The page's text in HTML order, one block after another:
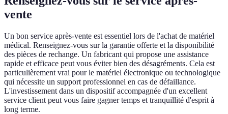
vente
Un bon service après-vente est essentiel lors de l'achat de matériel
médical. Renseignez-vous sur la garantie offerte et la disponibilité
des pièces de rechange. Un fabricant qui propose une assistance
rapide et efficace peut vous éviter bien des désagréments. Cela est
particulièrement vrai pour le matériel électronique ou technologique
qui nécessite un support professionnel en cas de défaillance.
L'investissement dans un dispositif accompagnée d'un excellent
service client peut vous faire gagner temps et tranquillité d'esprit à
long terme.